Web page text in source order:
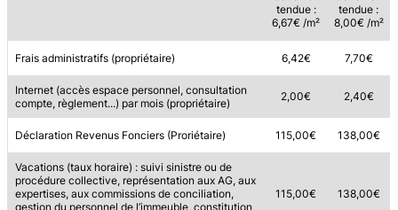
tendue :
6,67€ /m²
tendue :
8,00€ /m²
Frais administratifs (propriétaire) 6,42€ 7,70€
Internet (accès espace personnel, consultation
compte, règlement...) par mois (propriétaire)
2,00€ 2,40€
Déclaration Revenus Fonciers (Proriétaire) 115,00€ 138,00€
Vacations (taux horaire) : suivi sinistre ou de
procédure collective, représentation aux AG, aux
expertises, aux commissions de conciliation,
gestion du personnel de l’immeuble, constitution
115,00€ 138,00€